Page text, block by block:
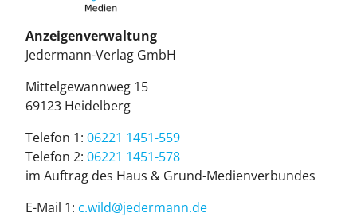
Anzeigenverwaltung
Je­der­mann-Ver­lag GmbH
Mit­tel­ge­wann­weg 15
69123 Hei­del­berg
Telefon 1: 06221 1451-559
Telefon 2: 06221 1451-578
im Auf­trag des Haus & Grund-Me­di­en­ver­bun­des
E-Mail 1: c.wild@je­der­mann.de